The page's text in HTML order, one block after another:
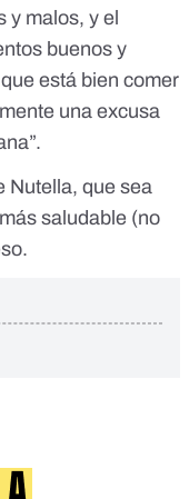
y malos, y el
buenos y
está bien comer
una excusa
Nutella, que sea
saludable (no